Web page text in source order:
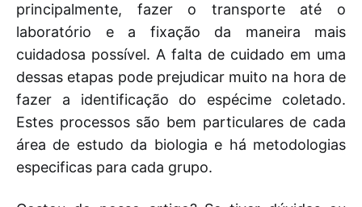
principalmente, fazer o transporte até o
laboratório e a fixação da maneira mais
cuidadosa possível. A falta de cuidado em uma
dessas etapas pode prejudicar muito na hora de
fazer a identificação do espécime coletado.
Estes processos são bem particulares de cada
área de estudo da biologia e há metodologias
especificas para cada grupo.